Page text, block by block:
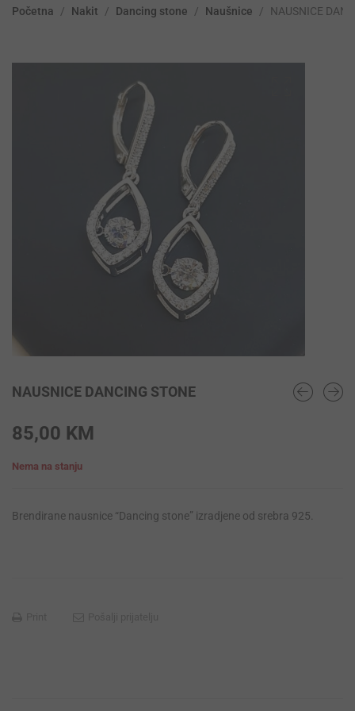
Početna / Nakit / Dancing stone / Naušnice / NAUSNICE
NAUSNICE DANCING STONE
85,00 KM
Nema na stanju
Brendirane nausnice “Dancing stone” izradjene od srebra 925.